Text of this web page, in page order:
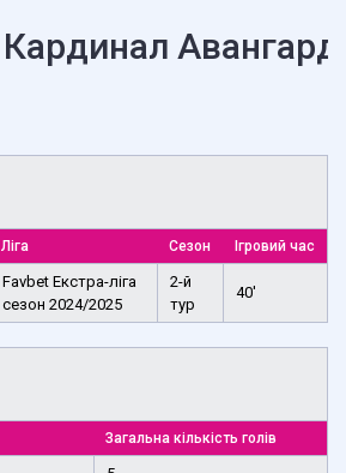
Кардинал Авангард
Ліга Сезон Ігровий час
Favbet Екстра-ліга
сезон 2024/2025
2-й
тур
40'
Загальна кількість голів